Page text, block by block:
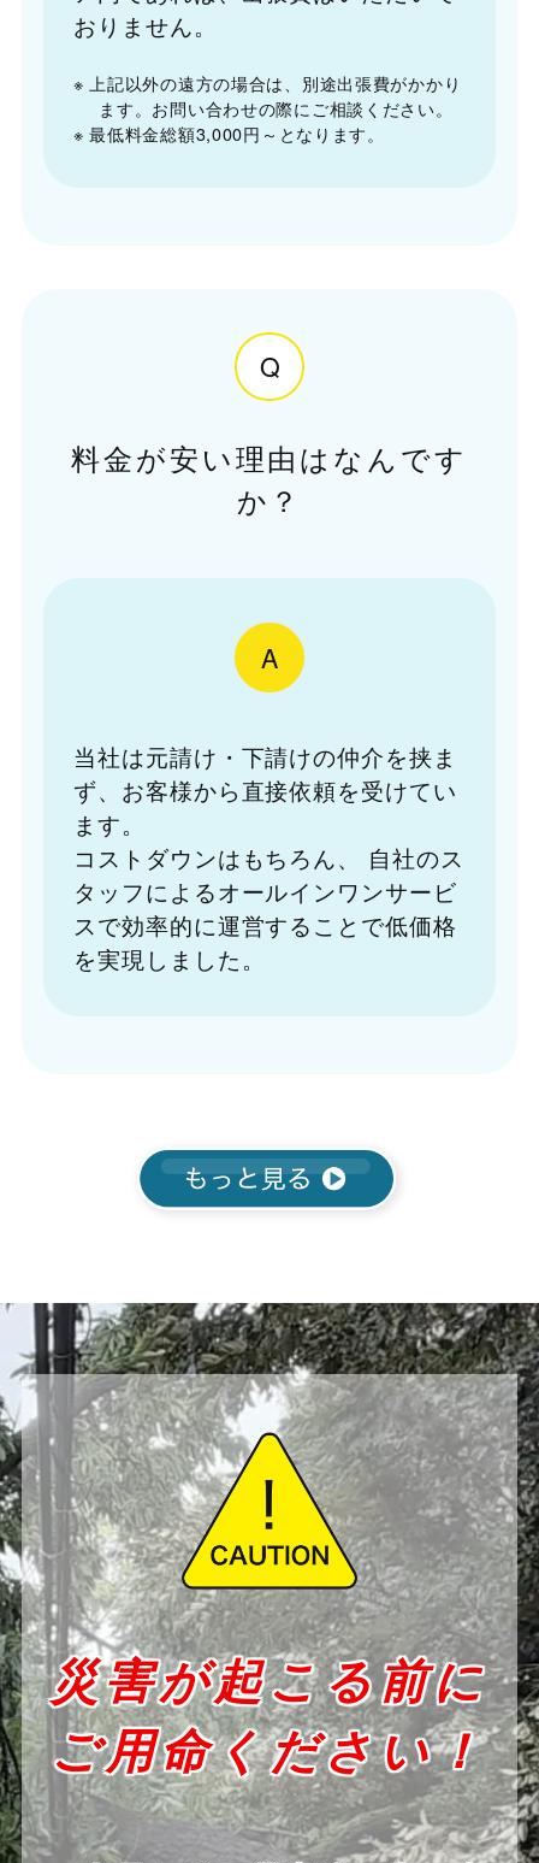
おりません。
※ 上記以外の遠方の場合は、別途出張費がかかり
ます。お問い合わせの際にご相談ください。
※ 最低料金総額3,000円～となります。
Q
料金が安い理由はなんです
か？
A
当社は元請け・下請けの仲介を挟ま
ず、お客様から直接依頼を受けてい
ます。
コストダウンはもちろん、
自社のス
タッフによるオールインワンサービ
スで効率的に運営することで低価格
を実現しました。
災害が起こる前に
ご用命ください！